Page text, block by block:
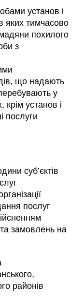
установ і
яких тимчасово
похилого
з
що надають
у
установ і
послуги
суб’єктів
послуг
замовлень на
районів